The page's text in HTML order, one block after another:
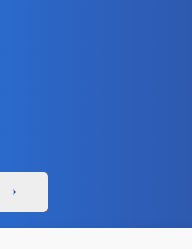
arrow_right